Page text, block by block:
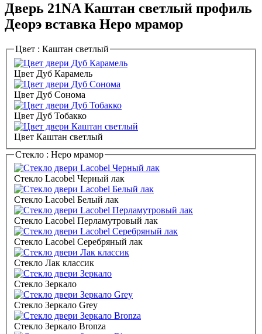
Дверь 21NA Каштан светлый профиль
Деорэ вставка Неро мрамор
Цвет : Каштан светлый
Цвет Дуб Карамель
Цвет Дуб Сонома
Цвет Дуб Тобакко
Цвет Каштан светлый
Стекло : Неро мрамор
Стекло Lacobel Черный лак
Стекло Lacobel Белый лак
Стекло Lacobel Перламутровый лак
Стекло Lacobel Серебряный лак
Стекло Лак классик
Стекло Зеркало
Стекло Зеркало Grey
Стекло Зеркало Bronza